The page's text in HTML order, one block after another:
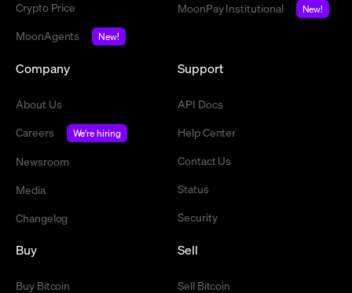
Crypto Price
MoonAgents
New!
MoonPay Institutional
New!
Company
About Us
Careers
We're hiring
Newsroom
Media
Changelog
Support
API Docs
Help Center
Contact Us
Status
Security
Buy
Buy Bitcoin
Sell
Sell Bitcoin